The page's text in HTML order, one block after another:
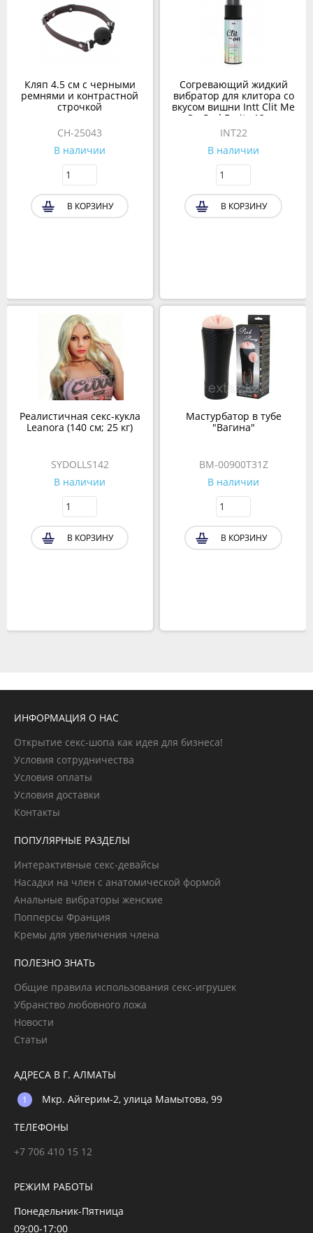
Кляп 4.5 см с черными
ремнями и контрастной
строчкой
CH-25043
В наличии
В КОРЗИНУ
Реалистичная секс-кукла
Leanora (140 см; 25 кг)
SYDOLLS142
В наличии
В КОРЗИНУ
Согревающий жидкий
вибратор для клитора со
вкусом вишни Intt Clit Me
On Red Fruits 12 мл
INT22
В наличии
В КОРЗИНУ
Мастурбатор в тубе
"Вагина"
BM-00900T31Z
В наличии
В КОРЗИНУ
ИНФОРМАЦИЯ О НАС
Открытие секс-шопа как идея для бизнеса!
Условия сотрудничества
Условия оплаты
Условия доставки
Контакты
ПОПУЛЯРНЫЕ РАЗДЕЛЫ
Интерактивные секс-девайсы
Насадки на член с анатомической формой
Анальные вибраторы женские
Попперсы Франция
Кремы для увеличения члена
ПОЛЕЗНО ЗНАТЬ
Общие правила использования секс-игрушек
Убранство любовного ложа
Новости
Статьи
АДРЕСА В Г. АЛМАТЫ
Мкр. Айгерим-2, улица Мамытова, 99
ТЕЛЕФОНЫ
+7 706 410 15 12
РЕЖИМ РАБОТЫ
Понедельник-Пятница
09:00-17:00